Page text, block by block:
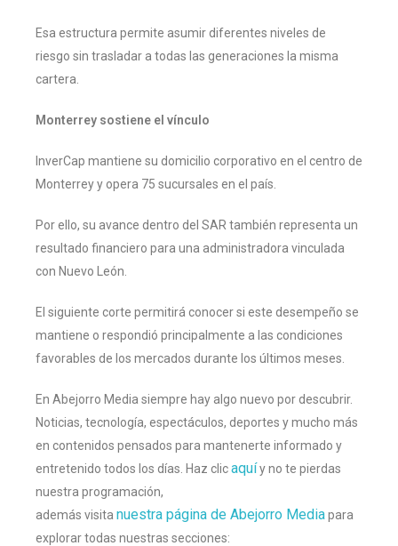
Esa estructura permite asumir diferentes niveles de
riesgo sin trasladar a todas las generaciones la misma
cartera.
Monterrey sostiene el vínculo
InverCap mantiene su domicilio corporativo en el centro de
Monterrey y opera 75 sucursales en el país.
Por ello, su avance dentro del SAR también representa un
resultado financiero para una administradora vinculada
con Nuevo León.
El siguiente corte permitirá conocer si este desempeño se
mantiene o respondió principalmente a las condiciones
favorables de los mercados durante los últimos meses.
En Abejorro Media siempre hay algo nuevo por descubrir.
Noticias, tecnología, espectáculos, deportes y mucho más
en contenidos pensados para mantenerte informado y
entretenido todos los días. Haz clicaquíy no te pierdas
nuestra programación,
además visita nuestra página de Abejorro Mediapara
explorar todas nuestras secciones: